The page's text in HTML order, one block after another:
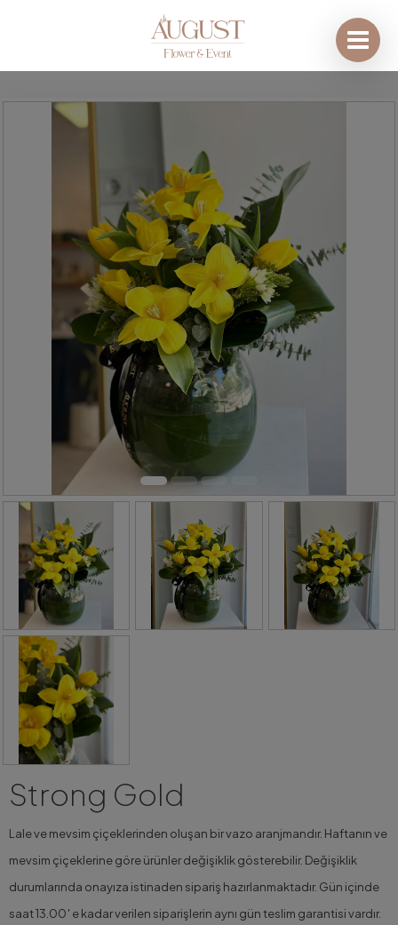
Strong Gold
Lale ve mevsim çiçeklerinden oluşan bir vazo aranjmandır. Haftanın ve
mevsim çiçeklerine göre ürünler değişiklik gösterebilir. Değişiklik
durumlarında onayıza istinaden sipariş hazırlanmaktadır. Gün içinde
saat 13.00′ e kadar verilen siparişlerin aynı gün teslim garantisi vardır.